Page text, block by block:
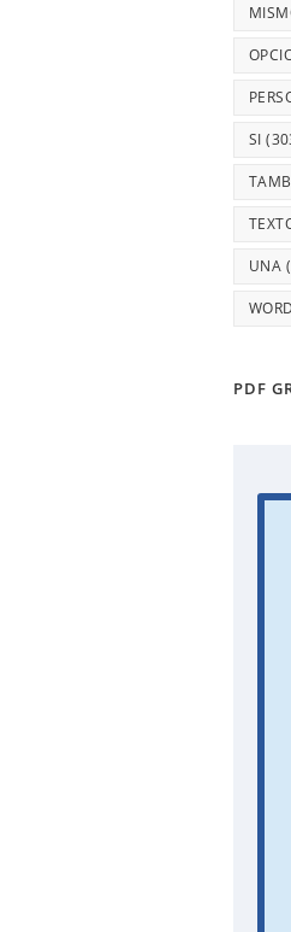
SI
UNA
WORD
PDF